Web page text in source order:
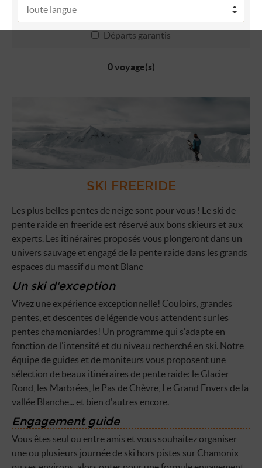
Départs garantis
0 voyage(s)
SKI FREERIDE
Les plus belles pentes de neige sont pour vous ! Le ski de
pente raide en freeride est réservé aux bons skieurs et aux
experts. Les itinéraires proposés vous plongeront dans un
univers sauvage et engagé de la pente raide dans les grands
espaces du massif du mont Blanc
Un ski d'exception
Vivez une expérience exceptionnelle! Couloirs, grandes
pentes, et descentes de légende vous attendent sur les
pentes chamoniardes! Un programme qui s'adapte en
fonction de l'intensité et du niveau recherché en ski. Notre
équipe de guides et de moniteurs vous proposent une
sélection de beaux itinéraires de pente raide: le Glacier
Rond, les Marbrées, le Pas de Chèvre, Le Grand Envers de la
vallée Blanche... et bien d'autres encore.
Engagement guide
Vous êtes seul ou entre amis et vous souhaitez organiser
une ou plusieurs journée de ski hors pistes sur Chamonix